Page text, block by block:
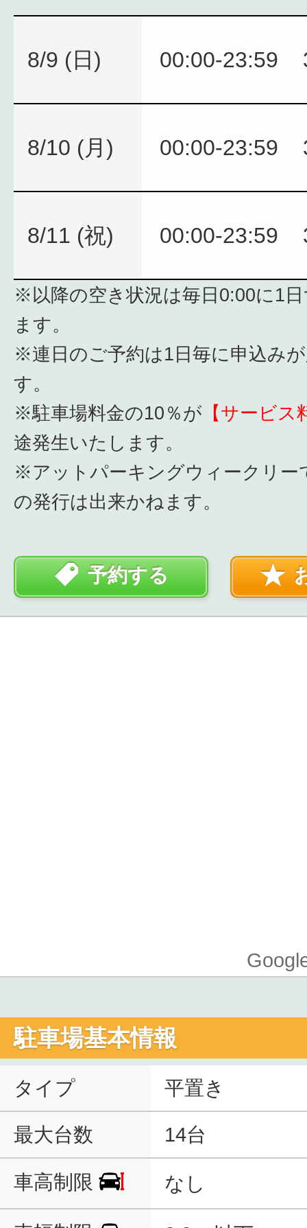
8/9 (日) 00:00-23:59
8/10 (月) 00:00-23:59
8/11 (祝) 00:00-23:59
※以降の空き状況は毎日0:00に1
ます。
※連日のご予約は1日毎に申込み
す。
※駐車場料金の10％が 【サービス
途発生いたします。
※アットパーキングウィークリー
の発行は出来かねます。
予約する
駐車場基本情報
タイプ 平置き
最大台数 14台
車高制限 なし